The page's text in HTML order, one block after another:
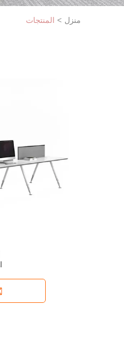
منزل > المنتجات